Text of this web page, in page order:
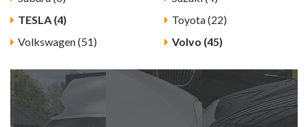
TESLA (4)
Toyota (22)
Volkswagen (51)
Volvo (45)